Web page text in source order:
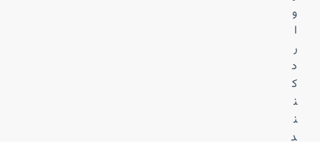
و
ا
ر
د
ک
ن
ن
د